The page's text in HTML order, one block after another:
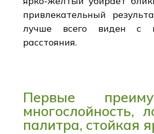
привлекательный
лучше всего виден с
расстояния.
Первые
многослойность,
палитра, стойкая